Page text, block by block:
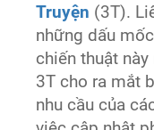
Truyện (3T).
những dấu
chiến thuật
3T cho ra mắt
nhu cầu của